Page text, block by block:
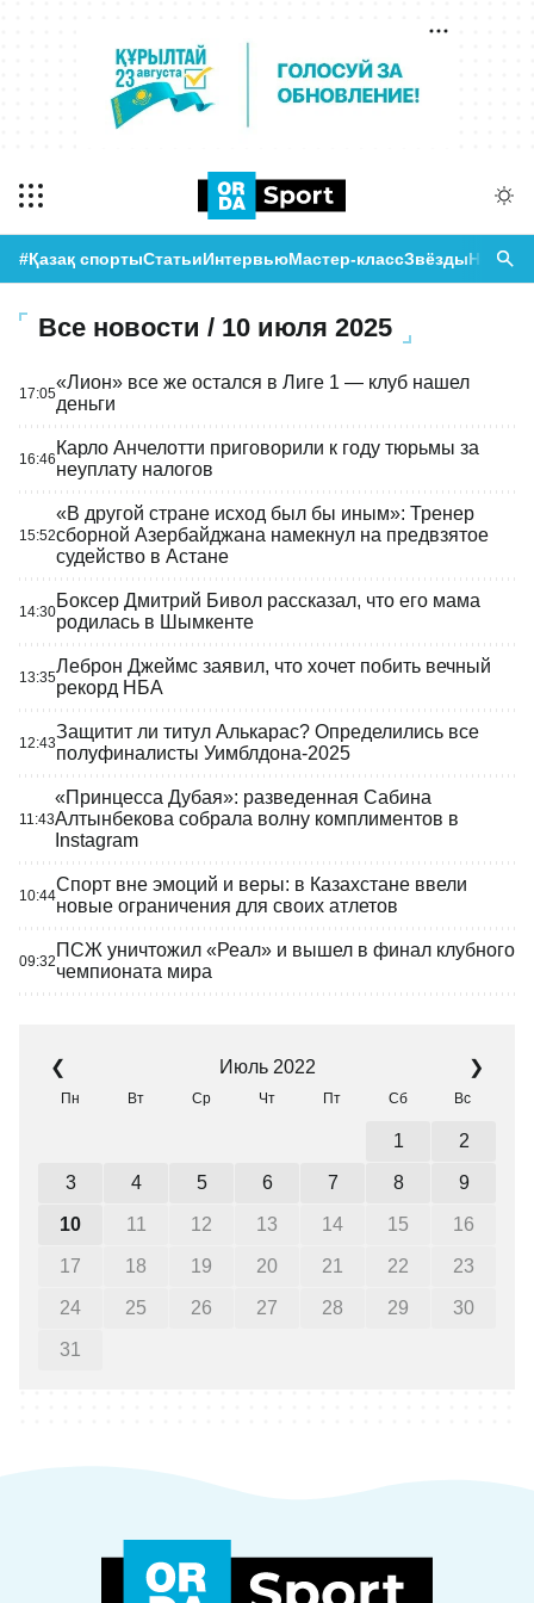
#Қазақ спортыСтатьиИнтервьюМастер-классЗвёзды
Все новости / 10 июля 2025
17:05
«Лион» все же остался в Лиге 1 — клуб нашел
деньги
16:46
Карло Анчелотти приговорили к году тюрьмы за
неуплату налогов
15:52
«В другой стране исход был бы иным»: Тренер
сборной Азербайджана намекнул на предвзятое
судейство в Астане
14:30
Боксер Дмитрий Бивол рассказал, что его мама
родилась в Шымкенте
13:35
Леброн Джеймс заявил, что хочет побить вечный
рекорд НБА
12:43
Защитит ли титул Алькарас? Определились все
полуфиналисты Уимблдона-2025
11:43
«Принцесса Дубая»: разведенная Сабина
Алтынбекова собрала волну комплиментов в
Instagram
10:44
Спорт вне эмоций и веры: в Казахстане ввели
новые ограничения для своих атлетов
09:32
ПСЖ уничтожил «Реал» и вышел в финал клубного
чемпионата мира
❮ Июль 2022 ❯
Пн Вт Ср Чт Пт Сб Вс
1 2
3 4 5 6 7 8 9
10 11 12 13 14 15 16
17 18 19 20 21 22 23
24 25 26 27 28 29 30
31